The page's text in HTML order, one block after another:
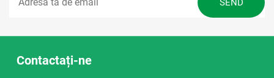
Contactați-ne